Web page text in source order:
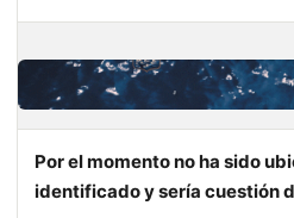
Por el momento no ha sido
identificado y sería cuestión